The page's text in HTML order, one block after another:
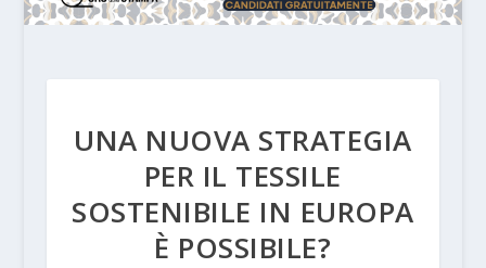
UNA NUOVA STRATEGIA
PER IL TESSILE
SOSTENIBILE IN EUROPA
È POSSIBILE?